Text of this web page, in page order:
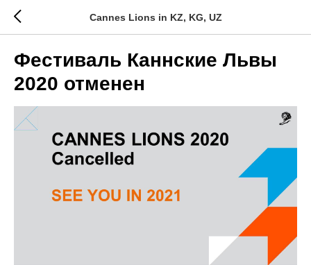
Cannes Lions in KZ, KG, UZ
Фестиваль Каннские Львы
2020 отменен